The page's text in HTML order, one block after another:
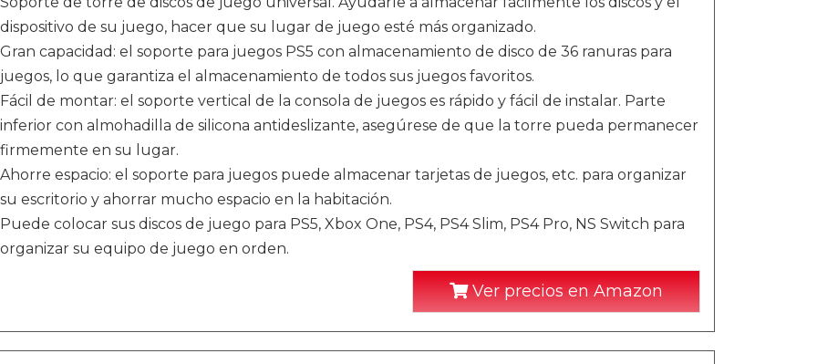
dispositivo de su juego, hacer que su lugar de juego esté más organizado.
Gran capacidad: el soporte para juegos PS5 con almacenamiento de disco de 36 ranuras para
juegos, lo que garantiza el almacenamiento de todos sus juegos favoritos.
Fácil de montar: el soporte vertical de la consola de juegos es rápido y fácil de instalar. Parte
inferior con almohadilla de silicona antideslizante, asegúrese de que la torre pueda permanecer
firmemente en su lugar.
Ahorre espacio: el soporte para juegos puede almacenar tarjetas de juegos, etc. para organizar
su escritorio y ahorrar mucho espacio en la habitación.
Puede colocar sus discos de juego para PS5, Xbox One, PS4, PS4 Slim, PS4 Pro, NS Switch para
organizar su equipo de juego en orden.
Ver precios en Amazon